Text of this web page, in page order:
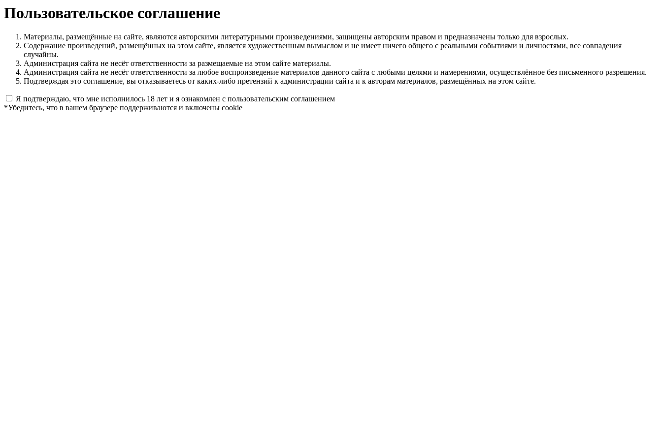
Пользовательское соглашение
Материалы, размещённые на сайте, являются авторскими литературными произведениями, защищены авторским правом и предназначены только для взрослых.
Содержание произведений, размещённых на этом сайте, является художественным вымыслом и не имеет ничего общего с реальными событиями и личностями, все совпадения
случайны.
Администрация сайта не несёт ответственности за размещаемые на этом сайте материалы.
Администрация сайта не несёт ответственности за любое воспроизведение материалов данного сайта с любыми целями и намерениями, осуществлённое без письменного разрешения.
Подтверждая это соглашение, вы отказываетесь от каких-либо претензий к администрации сайта и к авторам материалов, размещённых на этом сайте.
Я подтверждаю, что мне исполнилось 18 лет и я ознакомлен с пользовательским соглашением
*Убедитесь, что в вашем браузере поддерживаются и включены cookie